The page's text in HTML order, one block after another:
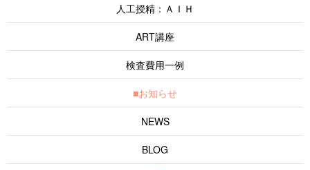
人工授精：ＡＩＨ
ART講座
検査費用一例
■お知らせ
NEWS
BLOG